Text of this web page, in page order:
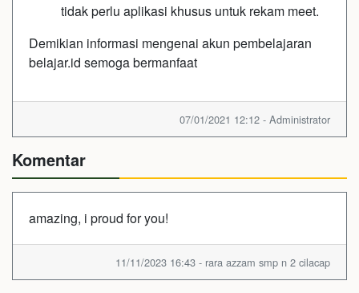
tidak perlu aplikasi khusus untuk rekam meet.
Demikian informasi mengenai akun pembelajaran
belajar.id semoga bermanfaat
07/01/2021 12:12 - Administrator
Komentar
amazing, i proud for you!
11/11/2023 16:43 - rara azzam smp n 2 cilacap